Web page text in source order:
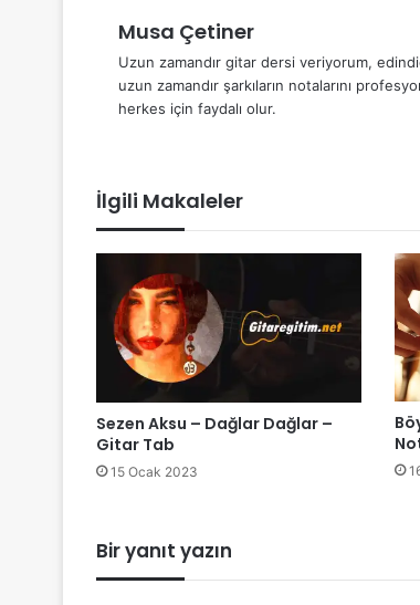
Musa Çetiner
Uzun zamandır gitar dersi veriyorum,
uzun zamandır şarkıların notalarını
herkes için faydalı olur.
İlgili Makaleler
Sezen Aksu – Dağlar Dağlar –
Gitar Tab
15 Ocak 2023
Bir yanıt yazın